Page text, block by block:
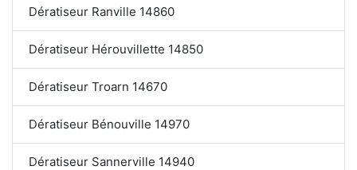
Dératiseur Ranville 14860
Dératiseur Hérouvillette 14850
Dératiseur Troarn 14670
Dératiseur Bénouville 14970
Dératiseur Sannerville 14940